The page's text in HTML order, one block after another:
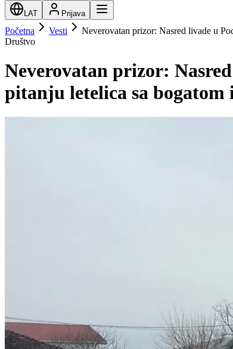
LAT Prijava
Početna Vesti
Neverovatan prizor: Nasred livade u
Društvo
Neverovatan prizor:
pitanju letelica sa